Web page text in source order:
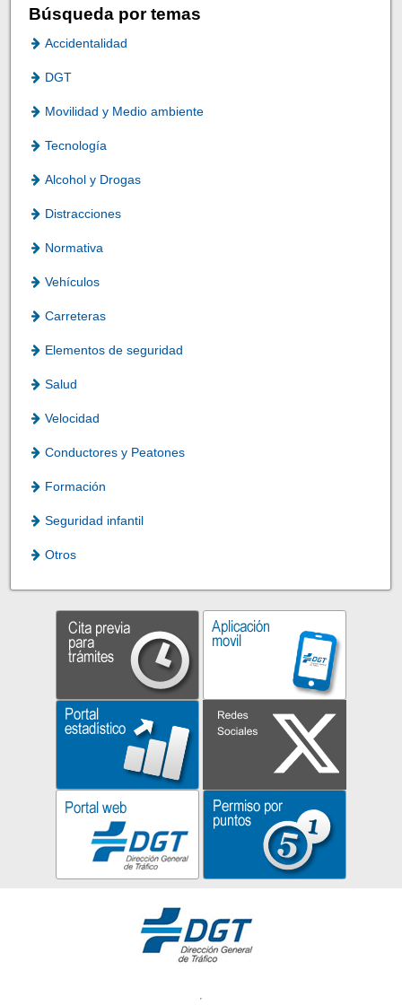
Búsqueda por temas
Accidentalidad
DGT
Movilidad y Medio ambiente
Tecnología
Alcohol y Drogas
Distracciones
Normativa
Vehículos
Carreteras
Elementos de seguridad
Salud
Velocidad
Conductores y Peatones
Formación
Seguridad infantil
Otros